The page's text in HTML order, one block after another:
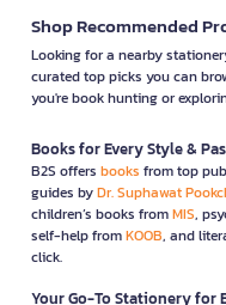
Shop Recommended
Looking for a nearby
curated top picks you can
you're book hunting or
Books for Every Style &
B2S offers books from top
guides byDr. Suphawat
children’s books fromMIS,
self-help fromKOOB, and
click.
Your Go-To Stationery for